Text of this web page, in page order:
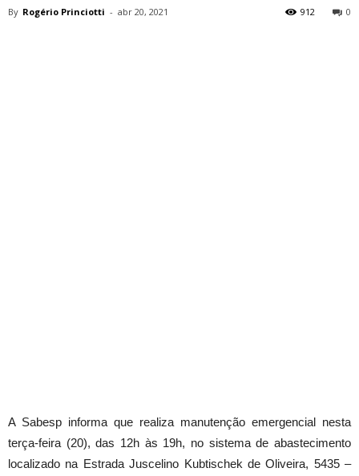
By Rogério Princiotti - abr 20, 2021 0
912
A Sabesp informa que realiza manutenção emergencial nesta
terça-feira (20), das 12h às 19h, no sistema de abastecimento
localizado na Estrada Juscelino Kubtischek de Oliveira, 5435 –